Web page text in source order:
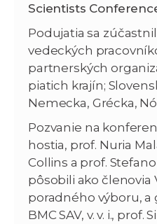
Scientists
Podujatia sa
vedeckých
partnerských
piatich krajín;
Nemecka, Grécka,
Pozvanie na
hostia, prof. Nuria
Collins a prof.
pôsobili ako členovia
poradného výboru, a
BMC SAV, v. v. i., prof.